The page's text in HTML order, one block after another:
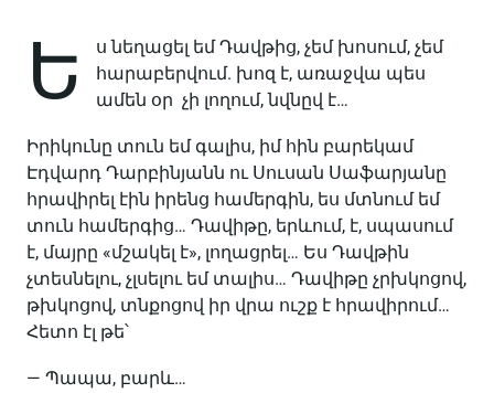
Ե
ս նեղացել եմ Դավթից, չեմ խոսում, չեմ
հարաբերվում. խոզ է, առաջվա պես
ամեն օր չի լողում, նվնըվ է…
Իրիկունը տուն եմ գալիս, իմ հին բարեկամ
Էդվարդ Դարբինյանն ու Սուսան Սաֆարյանը
հրավիրել էին իրենց համերգին, ես մտնում եմ
տուն համերգից… Դավիթը, երևում, է, սպասում
է, մայրը «մշակել է», լողացրել… Ես Դավթին
չտեսնելու, չլսելու եմ տալիս… Դավիթը չրխկոցով,
թխկոցով, տնքոցով իր վրա ուշք է հրավիրում…
Հետո էլ թե՝
— Պապա, բարև…